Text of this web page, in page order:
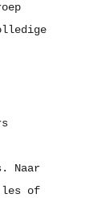
Naar
les of